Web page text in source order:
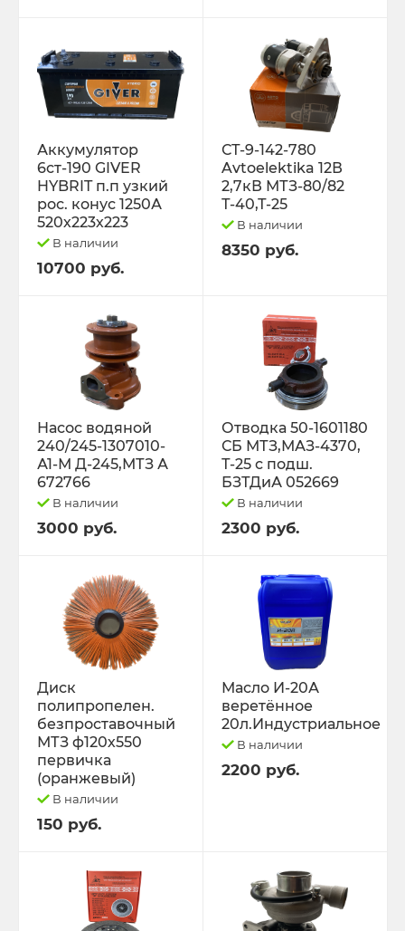
Аккумулятор
6ст-190 GIVER
HYBRIT п.п узкий
рос. конус 1250А
520х223х223
В наличии
10700 руб.
СТ-9-142-780
Avtoelektika 12В
2,7кВ МТЗ-80/82
Т-40,Т-25
В наличии
8350 руб.
Насос водяной
240/245-1307010-
А1-М Д-245,МТЗ А
672766
В наличии
3000 руб.
Отводка 50-1601180
СБ МТЗ,МАЗ-4370,
Т-25 с подш.
БЗТДиА 052669
В наличии
2300 руб.
Диск
полипропелен.
безпроставочный
МТЗ ф120х550
первичка
(оранжевый)
В наличии
150 руб.
Масло И-20А
веретённое
20л.Индустриальное
В наличии
2200 руб.
Трактор Т-25,Т-16 Т-30 Т-45 Т-2048
Трактор Т-40, ЛТЗ-55/60 (Д-144)
Трактор Т-70С
Трактор ЮМЗ-6
ТУРБОКОМПРЕССОРЫ
ФОРС., ПЛУНЖ. ПАРА ,КЛАП. ПАРА,
ПОМПЫ, НАСОС ПОДКА
ЭЛЕКТРООБОРУДОВАНИЕ
ЭО-3323, ЭО-2621 ПЭА-1 ТО-49,702,
ЕК-12,14, ДЭК-251